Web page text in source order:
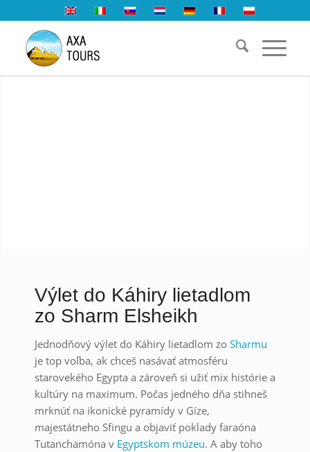
Výlet do Káhiry lietadlom
zo Sharm Elsheikh
Jednodňový výlet do Káhiry lietadlom zo Sharmu
je top voľba, ak chceš nasávať atmosféru
starovekého Egypta a zároveň si užiť mix histórie a
kultúry na maximum. Počas jedného dňa stihneš
mrknúť na ikonické pyramídy v Gíze,
majestátneho Sfingu a objaviť poklady faraóna
Tutanchamóna v Egyptskom múzeu. A aby toho